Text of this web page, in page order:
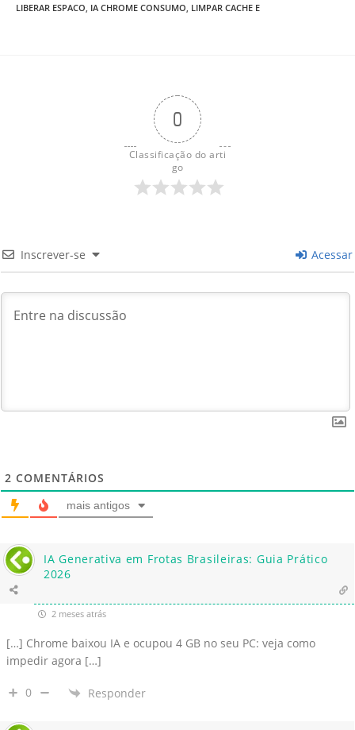
LIBERAR ESPACO, IA CHROME CONSUMO, LIMPAR CACHE E
0
Classificação do arti
go
Inscrever-se Acessar
2 COMENTÁRIOS
mais antigos
IA Generativa em Frotas Brasileiras: Guia Prático
2026
2 meses atrás
[…] Chrome baixou IA e ocupou 4 GB no seu PC: veja como
impedir agora […]
0 Responder